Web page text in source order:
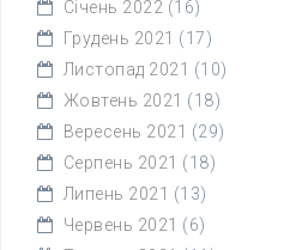
Січень 2022 (16)
Грудень 2021 (17)
Листопад 2021 (10)
Жовтень 2021 (18)
Вересень 2021 (29)
Серпень 2021 (18)
Липень 2021 (13)
Червень 2021 (6)